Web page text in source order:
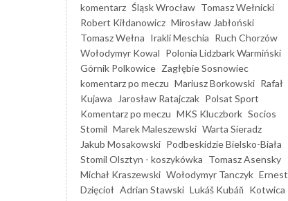
komentarz Śląsk Wrocław Tomasz Wełnicki
Robert Kiłdanowicz Mirosław Jabłoński
Tomasz Wełna Irakli Meschia Ruch Chorzów
Wołodymyr Kowal Polonia Lidzbark Warmiński
Górnik Polkowice Zagłębie Sosnowiec
komentarz po meczu Mariusz Borkowski Rafał
Kujawa
Jarosław Ratajczak Polsat Sport
Komentarz po meczu MKS Kluczbork Socios
Stomil Marek Maleszewski Warta Sieradz
Jakub Mosakowski Podbeskidzie Bielsko-Biała
Stomil Olsztyn - koszykówka Tomasz Asensky
Michał Kraszewski Wołodymyr Tanczyk Ernest
Dzięcioł Adrian Stawski Lukáš Kubáň Kotwica